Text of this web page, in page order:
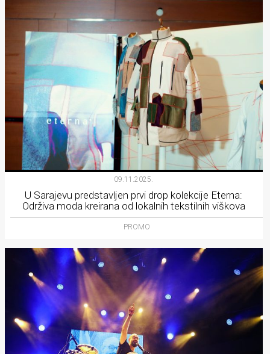
09.11.2025.
U Sarajevu predstavljen prvi drop kolekcije Eterna:
Održiva moda kreirana od lokalnih tekstilnih viškova
PROMO